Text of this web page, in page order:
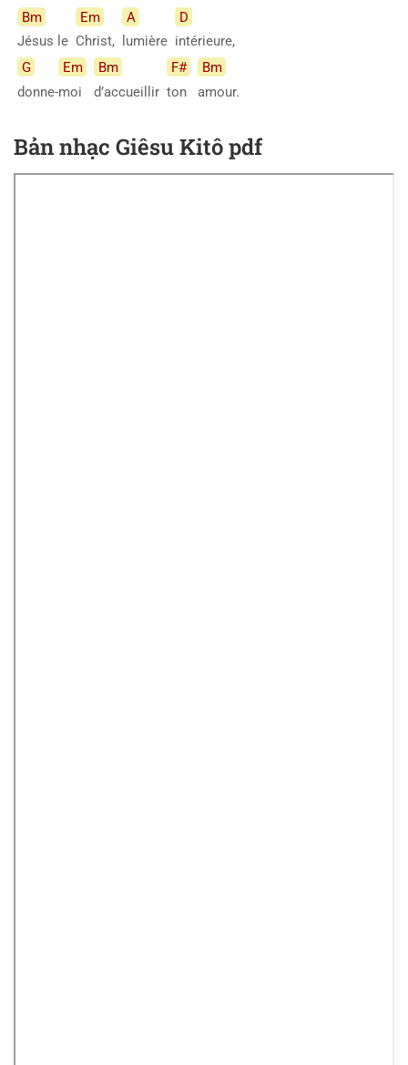
Bm
Jésus le
Em
Christ,
A
lumière
D
intérieure,
G
donne-
Em
moi
Bm
d’accueillir
F#
ton
Bm
amour.
Bản nhạc Giêsu Kitô pdf